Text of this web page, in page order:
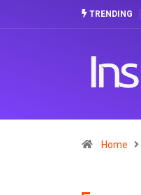
TRENDING
Home